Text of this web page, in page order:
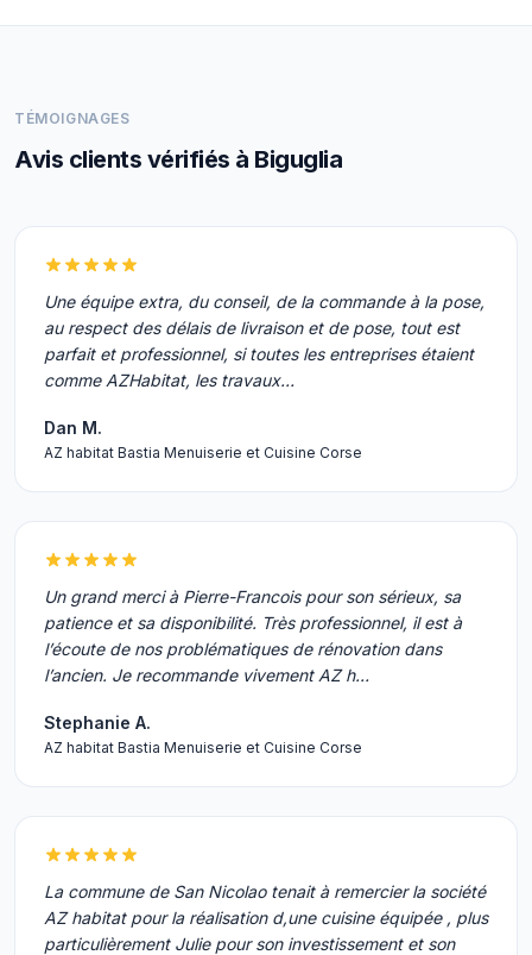
TÉMOIGNAGES
Avis clients vérifiés à Biguglia
Une équipe extra, du conseil, de la commande à la pose,
au respect des délais de livraison et de pose, tout est
parfait et professionnel, si toutes les entreprises étaient
comme AZHabitat, les travaux…
Dan M.
AZ habitat Bastia Menuiserie et Cuisine Corse
Un grand merci à Pierre-Francois pour son sérieux, sa
patience et sa disponibilité. Très professionnel, il est à
l’écoute de nos problématiques de rénovation dans
l’ancien. Je recommande vivement AZ h…
Stephanie A.
AZ habitat Bastia Menuiserie et Cuisine Corse
La commune de San Nicolao tenait à remercier la société
AZ habitat pour la réalisation d,une cuisine équipée , plus
particulièrement Julie pour son investissement et son